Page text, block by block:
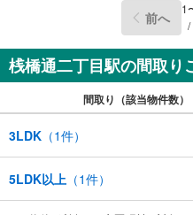
前へ 1
/
桟橋通二丁目駅の間取り
間取り（該当物件数）
3LDK （1件）
5LDK以上 （1件）